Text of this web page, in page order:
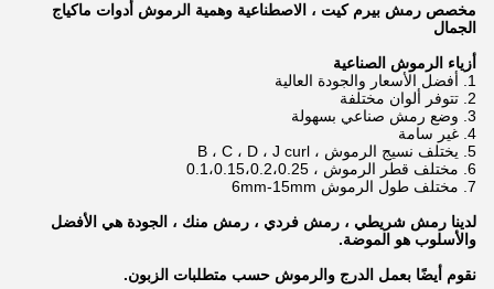
مخصص رمش بيرم كيت ، الاصطناعية وهمية الرموش أدوات ماكياج
الجمال
أزياء الرموش الصناعية
1. أفضل الأسعار والجودة العالية
2. تتوفر ألوان مختلفة
3. وضع رمش صناعي بسهولة
4. غير سامة
5. يختلف نسيج الرموش ، B ، C ، D ، J curl
6. مختلف قطر الرموش ، 0.1،0.15،0.2،0.25
7. مختلف طول الرموش 6mm-15mm
لدينا رمش شريطي ، رمش فردي ، رمش منك ، الجودة هي الأفضل
والأسلوب هو الموضة.
نقوم أيضًا بعمل الدرج والرموش حسب متطلبات الزبون.